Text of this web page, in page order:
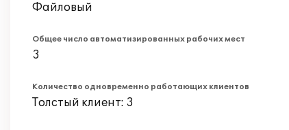
Файловый
Общее число автоматизированных рабочих мест
3
Количество одновременно работающих клиентов
Толстый клиент: 3